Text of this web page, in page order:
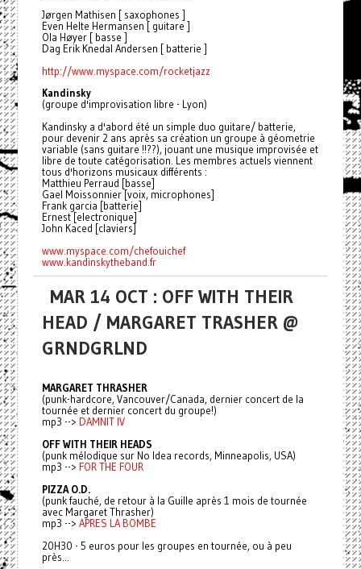
Jørgen Mathisen [ saxophones ]
Even Helte Hermansen [ guitare ]
Ola Høyer [ basse ]
Dag Erik Knedal Andersen [ batterie ]
http://www.myspace.com/rocketjazz
Kandinsky
(groupe d'improvisation libre - Lyon)
Kandinsky a d'abord été un simple duo guitare/ batterie,
pour devenir 2 ans après sa création un groupe à géometrie
variable (sans guitare !!??), jouant une musique improvisée et
libre de toute catégorisation. Les membres actuels viennent
tous d'horizons musicaux différents :
Matthieu Perraud [basse]
Gael Moissonnier [voix, microphones]
Frank garcia [batterie]
Ernest [electronique]
John Kaced [claviers]
www.myspace.com/chefouichef
www.kandinskytheband.fr
MAR 14 OCT : OFF WITH THEIR
HEAD / MARGARET TRASHER @
GRNDGRLND
MARGARET THRASHER
(punk-hardcore, Vancouver/Canada, dernier concert de la
tournée et dernier concert du groupe!)
mp3 --> DAMNIT IV
OFF WITH THEIR HEADS
(punk mélodique sur No Idea records, Minneapolis, USA)
mp3 --> FOR THE FOUR
PIZZA O.D.
(punk fauché, de retour à la Guille après 1 mois de tournée
avec Margaret Thrasher)
mp3 --> APRES LA BOMBE
20H30 - 5 euros pour les groupes en tournée, ou à peu
près...